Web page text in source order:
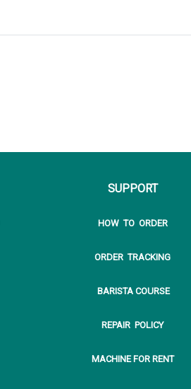
SUPPORT
HOW TO ORDER
ORDER TRACKING
BARISTA COURSE
REPAIR POLICY
MACHINE FOR RENT